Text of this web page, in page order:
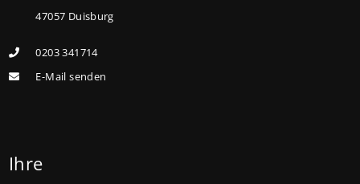
Familien mit einem Kind steigt der
Euro, für Familien mit zwei Kindern auf 160.000 Euro
(vorher: 125.000 Euro) und für Familien mit drei und
47057 Duisburg
0203 341714
E-Mail senden
Ihre